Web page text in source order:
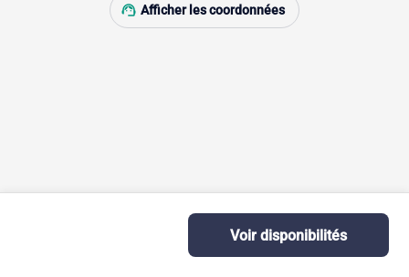
support_agent Afficher les coordonnées
Voir disponibilités